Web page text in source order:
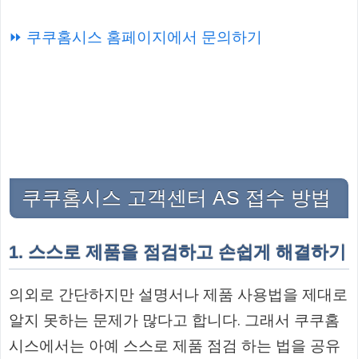
⏩ 쿠쿠홈시스 홈페이지에서 문의하기
쿠쿠홈시스 고객센터 AS 접수 방법
1. 스스로 제품을 점검하고 손쉽게 해결하기
의외로 간단하지만 설명서나 제품 사용법을 제대로
알지 못하는 문제가 많다고 합니다. 그래서 쿠쿠홈
시스에서는 아예 스스로 제품 점검 하는 법을 공유